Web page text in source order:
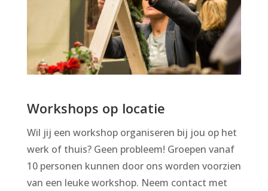
Workshops op locatie
Wil jij een workshop organiseren bij jou op het
werk of thuis? Geen probleem! Groepen vanaf
10 personen kunnen door ons worden voorzien
van een leuke workshop. Neem contact met